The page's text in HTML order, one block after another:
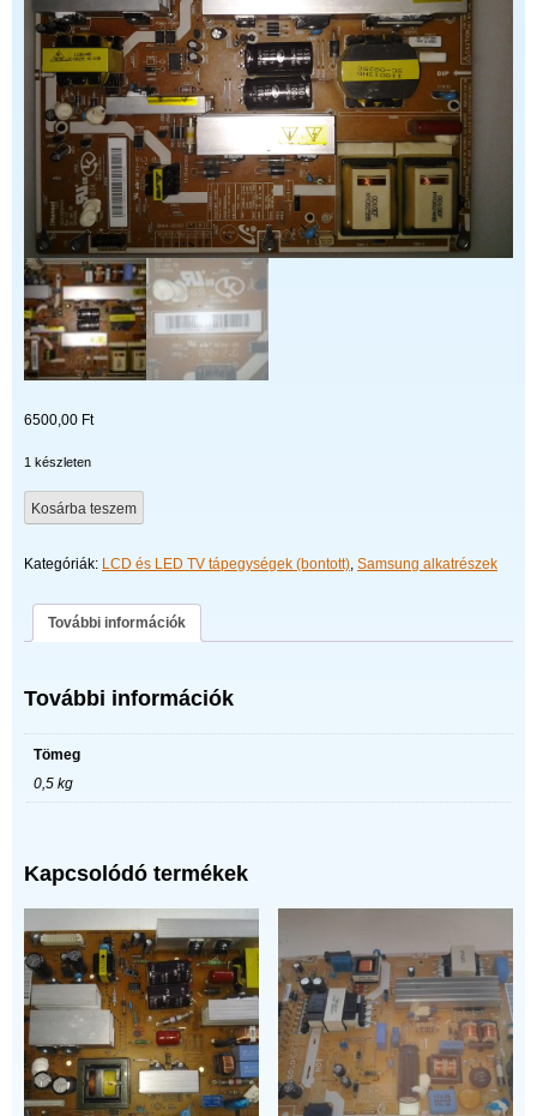
6500,00 Ft
1 készleten
BN44-
00197A
Kosárba teszem
Kategóriák: LCD és LED TV tápegységek (bontott), Samsung alkatrészek
További információk
További információk
Tömeg
0,5 kg
Kapcsolódó termékek